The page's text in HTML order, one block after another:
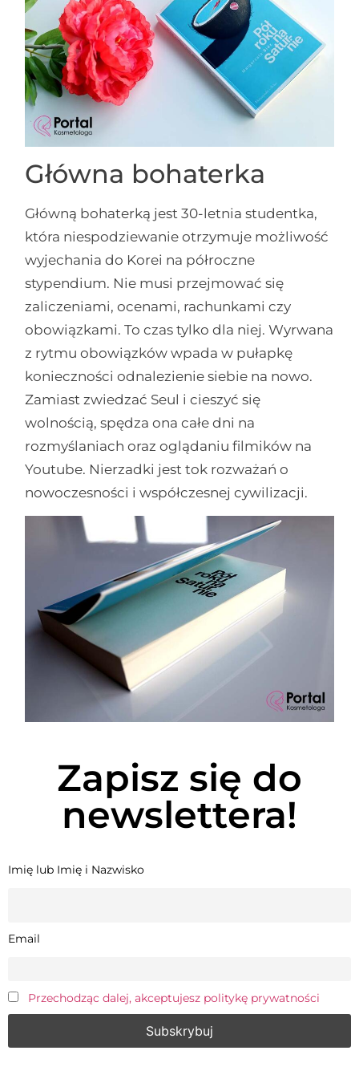
Główna bohaterka
Główną bohaterką jest 30-letnia studentka,
która niespodziewanie otrzymuje możliwość
wyjechania do Korei na półroczne
stypendium. Nie musi przejmować się
zaliczeniami, ocenami, rachunkami czy
obowiązkami. To czas tylko dla niej. Wyrwana
z rytmu obowiązków wpada w pułapkę
konieczności odnalezienie siebie na nowo.
Zamiast zwiedzać Seul i cieszyć się
wolnością, spędza ona całe dni na
rozmyślaniach oraz oglądaniu filmików na
Youtube. Nierzadki jest tok rozważań o
nowoczesności i współczesnej cywilizacji.
Zapisz się do
newslettera!
Imię lub Imię i Nazwisko
Email
Przechodząc dalej, akceptujesz politykę prywatności